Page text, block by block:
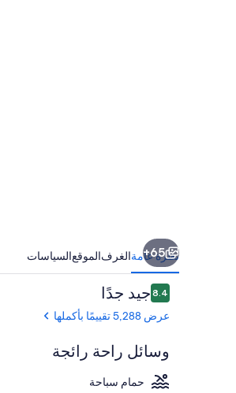
65+
نظرة عامةالغرفالموقعالسياسات
التقييمات
8.48.4 من 10جيد جدًا
عرض 5,288 تقييمًا بأكملها
وسائل راحة رائجة
حمام سباحة